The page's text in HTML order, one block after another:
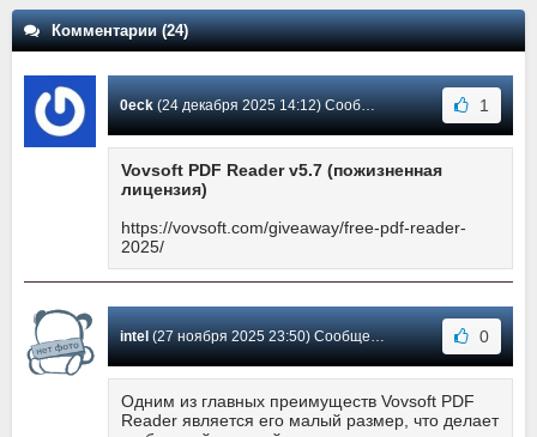
Комментарии (24)
0eck(24 декабря 2025 14:12) Сообщение #24 1
Vovsoft PDF Reader v5.7 (пожизненная
лицензия)
https://vovsoft.com/giveaway/free-pdf-reader-
2025/
intel(27 ноября 2025 23:50) Сообщение #23 0
Одним из главных преимуществ Vovsoft PDF
Reader является его малый размер, что делает